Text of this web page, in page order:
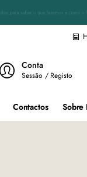
Conta
Sessão / Registo
Contactos Sobre